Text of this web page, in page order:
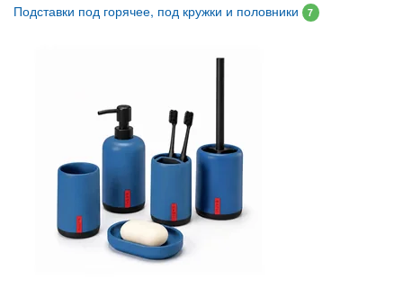
Подставки под горячее, под кружки и половники 7